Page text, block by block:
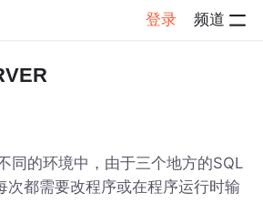
登录 频道
同的环境中，由于三个地方的SQL
次都需要改程序或在程序运行时输